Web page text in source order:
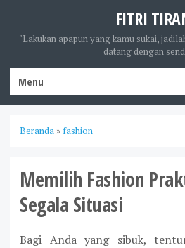
FITRI
"Lakukan apapun yang kamu sukai,
datang dengan
Beranda » fashion
Memilih Fashion
Segala Situasi
Bagi Anda yang sibuk,